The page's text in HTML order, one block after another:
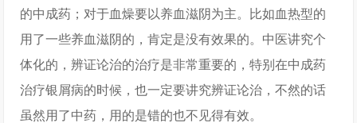
的中成药；对于血燥要以养血滋阴为主。比如血热型的
用了一些养血滋阴的，肯定是没有效果的。中医讲究个
体化的，辨证论治的治疗是非常重要的，特别在中成药
治疗银屑病的时候，也一定要讲究辨证论治，不然的话
虽然用了中药，用的是错的也不见得有效。